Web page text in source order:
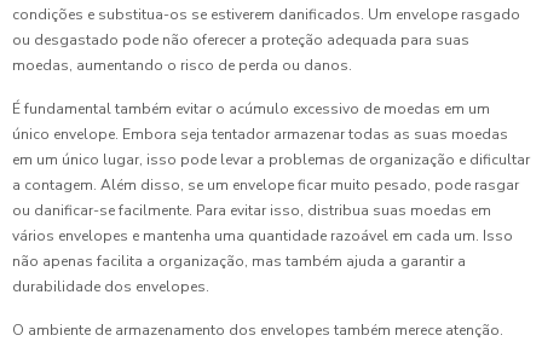
condições e substitua-os se estiverem danificados. Um envelope rasgado
ou desgastado pode não oferecer a proteção adequada para suas
moedas, aumentando o risco de perda ou danos.
É fundamental também evitar o acúmulo excessivo de moedas em um
único envelope. Embora seja tentador armazenar todas as suas moedas
em um único lugar, isso pode levar a problemas de organização e dificultar
a contagem. Além disso, se um envelope ficar muito pesado, pode rasgar
ou danificar-se facilmente. Para evitar isso, distribua suas moedas em
vários envelopes e mantenha uma quantidade razoável em cada um. Isso
não apenas facilita a organização, mas também ajuda a garantir a
durabilidade dos envelopes.
O ambiente de armazenamento dos envelopes também merece atenção.